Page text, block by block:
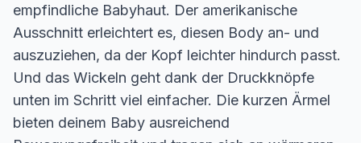
empfindliche Babyhaut. Der amerikanische
Ausschnitt erleichtert es, diesen Body an- und
auszuziehen, da der Kopf leichter hindurch passt.
Und das Wickeln geht dank der Druckknöpfe
unten im Schritt viel einfacher. Die kurzen Ärmel
bieten deinem Baby ausreichend